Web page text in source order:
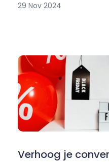
29 Nov 2024
Verhoog je